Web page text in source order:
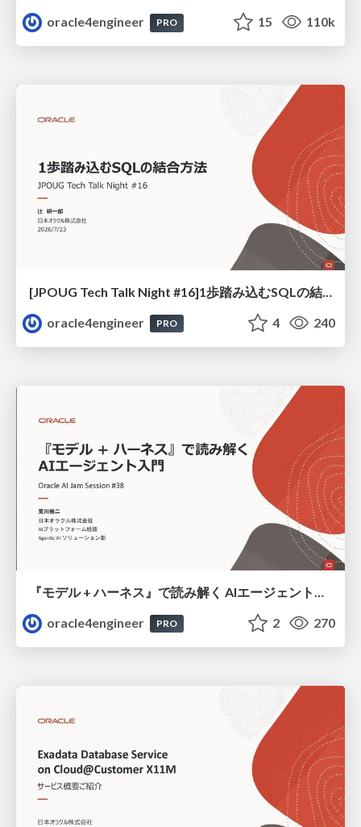
oracle4engineer
PRO 15 110k
[JPOUG Tech Talk Night #16]1歩踏み込むSQLの結合方法
oracle4engineer
PRO 4 240
『モデル + ハーネス』で読み解く AIエージェント入門
oracle4engineer
PRO 2 270